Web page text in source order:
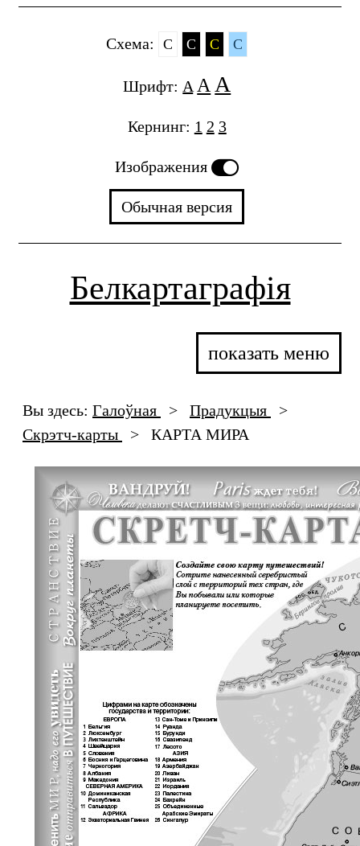
Cхема: C C C C
Шрифт: A A A
Кернинг: 1 2 3
Изображения
Обычная версия
Белкартаграфія
показать меню
Вы здесь: Галоўная > Прадукцыя
>
Скрэтч-карты
> КАРТА МИРА